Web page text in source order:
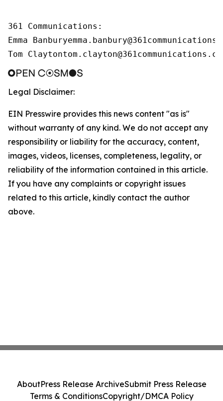
361 Communications:
Emma
Tom
Legal Disclaimer:
EIN Presswire provides this news content "as is"
without warranty of any kind. We do not accept any
responsibility or liability for the accuracy, content,
images, videos, licenses, completeness, legality, or
reliability of the information contained in this article.
If you have any complaints or copyright issues
related to this article, kindly contact the author
above.
AboutPress Release ArchiveSubmit Press Release
Terms & ConditionsCopyright/DMCA Policy